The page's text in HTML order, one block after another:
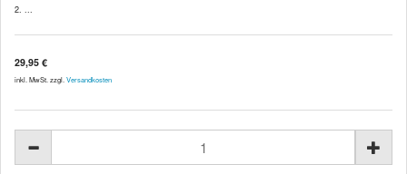
2. ...
29,95 €
inkl. MwSt. zzgl. Versandkosten